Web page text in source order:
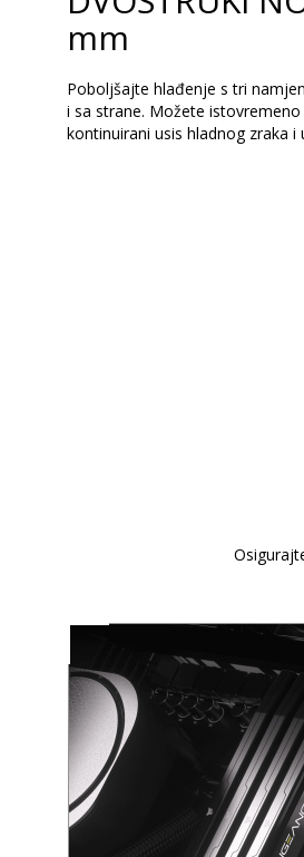
mm
Poboljšajte hlađenje s tri
i sa strane. Možete
kontinuirani usis hladnog zraka i